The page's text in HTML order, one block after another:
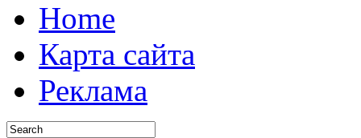
Home
Карта сайта
Реклама